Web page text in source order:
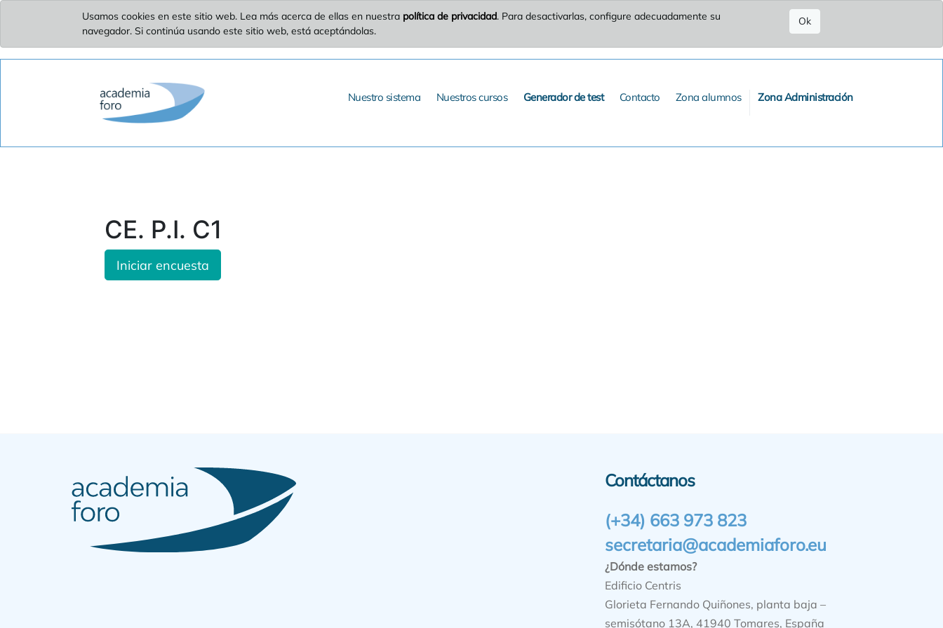
Usamos cookies en este sitio web. Lea más acerca de ellas en nuestra política de privacidad. Para desactivarlas, configure adecuadamente su
navegador. Si continúa usando este sitio web, está aceptándolas.
Ok
Nuestro sistema Nuestros cursos Generador de test Contacto Zona alumnos Zona Administración
CE. P.I. C1
Iniciar encuesta
Contáctanos
(+34) 663 973 823
secretaria@academiaforo.eu
¿Dónde estamos?
Edificio Centris
Glorieta Fernando Quiñones, planta baja –
semisótano 13A, 41940 Tomares, España